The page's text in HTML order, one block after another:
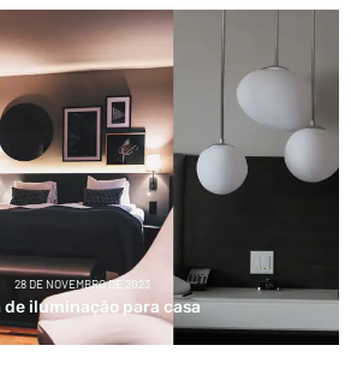
28 DE NOVEMBRO DE 2023
de iluminação para casa